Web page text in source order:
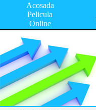
Acosada
Pelicula
Online